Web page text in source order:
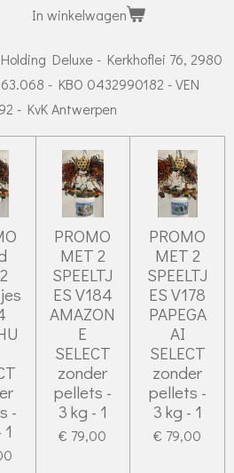
In winkelwagen
Deluxe - Kerkhoflei 76, 2980
- KBO 0432990182 - VEN
- KvK Antwerpen
-
PROMO
MET 2
SPEELTJ
ES V184
AMAZON
E
SELECT
zonder
pellets -
3 kg - 1
€ 79,00
PROMO
MET 2
SPEELTJ
ES V178
PAPEGA
AI
SELECT
zonder
pellets -
3 kg - 1
€ 79,00